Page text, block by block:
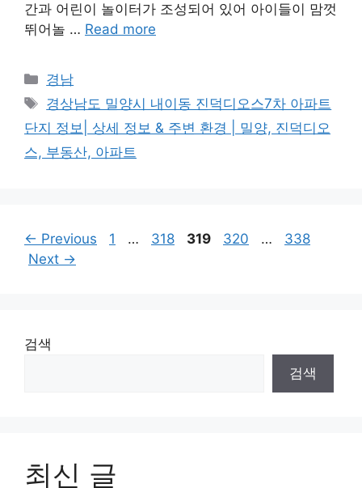
간과 어린이 놀이터가 조성되어 있어 아이들이 맘껏
뛰어놀 … Read more
Categories
경남
Tags
경상남도 밀양시 내이동 진덕디오스7차 아파트
단지 정보| 상세 정보 & 주변 환경 | 밀양, 진덕디오
스, 부동산, 아파트
← Previous Page
1 … Page
318 Page
319 Page
320 … Page
338
Next →
검색
검색
최신 글